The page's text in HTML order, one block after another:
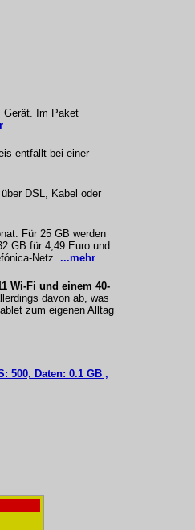
Gerät. Im Paket
entfällt bei einer
DSL, Kabel oder
Für 25 GB werden
GB für 4,49 Euro und
Netz. ...mehr
Wi-Fi und einem 40-
davon ab, was
zum eigenen Alltag
500, Daten: 0.1 GB ,